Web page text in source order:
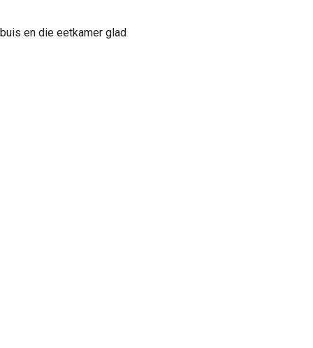
en die eetkamer glad